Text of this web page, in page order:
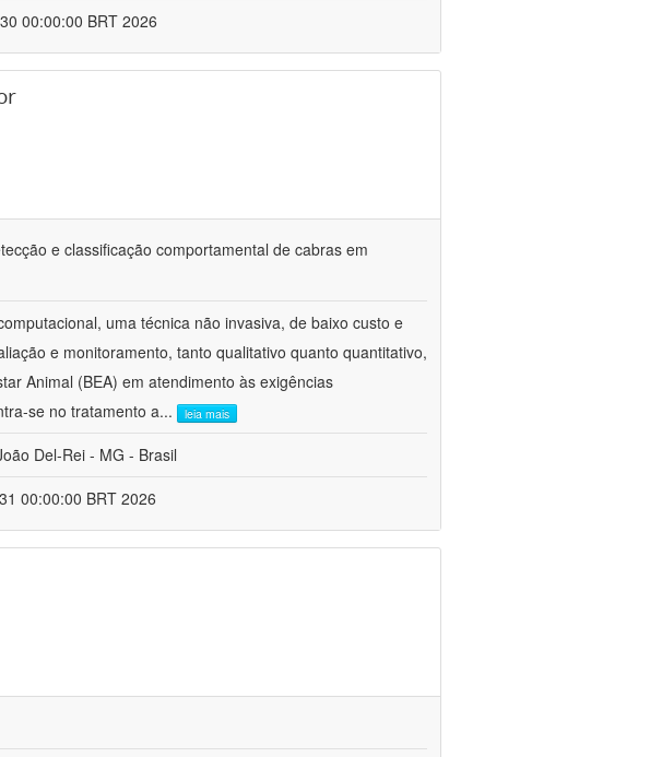
00:00:00 BRT 2026
e classificação comportamental de cabras em
uma técnica não invasiva, de baixo custo e
e monitoramento, tanto qualitativo quanto quantitativo,
Animal (BEA) em atendimento às exigências
se no tratamento a... leia mais
Del-Rei - MG - Brasil
00:00:00 BRT 2026